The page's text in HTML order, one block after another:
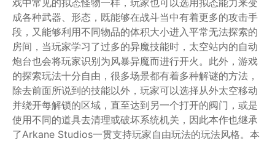
戏中常见的拟态怪物一样，玩家也可以选用拟态能力来变
成各种武器、形态，既能够在战斗当中有着更多的攻击手
段，又能够利用不同物品的体积大小进入平常无法探索的
房间，当玩家学习了过多的异魔技能时，太空站内的自动
炮台也会将玩家识别为风暴异魔而进行开火。此外，游戏
的探索玩法十分自由，很多场景都有着多种解谜的方法，
除去前面所说到的技能以外，玩家可以选择从外太空移动
并绕开每解锁的区域，直至达到另一个打开的阀门，或是
使用不同的道具去清理或破坏系统机关，因此本作也继承
了Arkane Studios一贯支持玩家自由玩法的玩法风格。本